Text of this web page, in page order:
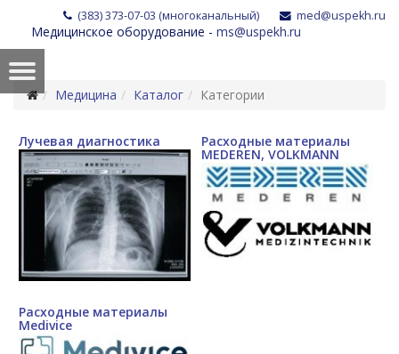
(383) 373-07-03 (многоканальный) med@uspekh.ru
Медицинское оборудование - ms@uspekh.ru
Медицина Каталог Категории
Лучевая диагностика Расходные материалы
MEDEREN, VOLKMANN
Расходные материалы
Medivice